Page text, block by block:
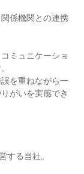
係機関との連携
ミュニケーショ
を重ねながら一
がいを実感でき
する当社。